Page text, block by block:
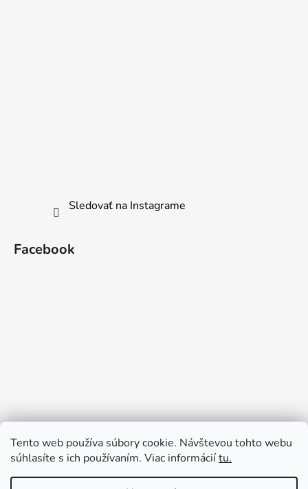
Tento web používa súbory cookie. Návštevou tohto webu
súhlasíte s ich používaním. Viac informáciítu.
Sledovať na Instagrame
Facebook